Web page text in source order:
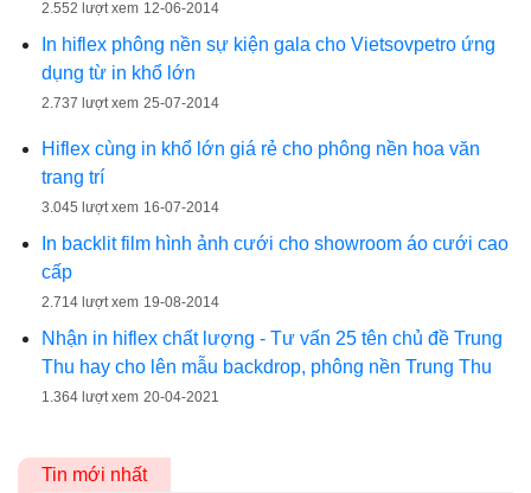
2.552 lượt xem 12-06-2014
In hiflex phông nền sự kiện gala cho Vietsovpetro ứng
dụng từ in khổ lớn
2.737 lượt xem 25-07-2014
Hiflex cùng in khổ lớn giá rẻ cho phông nền hoa văn
trang trí
3.045 lượt xem 16-07-2014
In backlit film hình ảnh cưới cho showroom áo cưới cao
cấp
2.714 lượt xem 19-08-2014
Nhận in hiflex chất lượng - Tư vấn 25 tên chủ đề Trung
Thu hay cho lên mẫu backdrop, phông nền Trung Thu
1.364 lượt xem 20-04-2021
Tin mới nhất